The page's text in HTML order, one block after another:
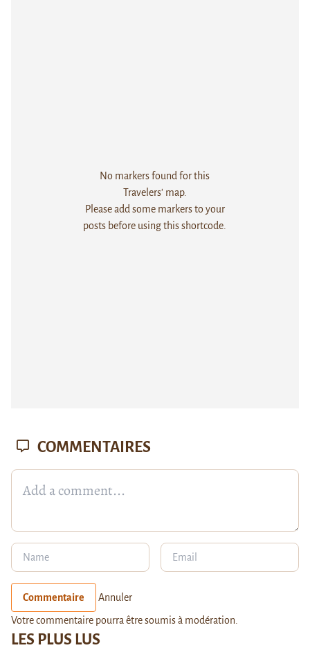
No markers found for this
Travelers' map.
Please add some markers to your
posts before using this shortcode.
LES PLUS LUS
COMMENTAIRES
Commentaire Annuler
Votre commentaire pourra être soumis à modération.